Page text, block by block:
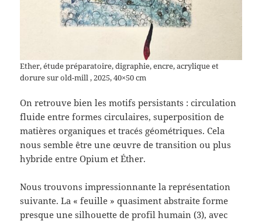
Ether, étude préparatoire, digraphie, encre, acrylique et
dorure sur old-mill , 2025, 40×50 cm
On retrouve bien les motifs persistants : circulation
fluide entre formes circulaires, superposition de
matières organiques et tracés géométriques. Cela
nous semble être une œuvre de transition ou plus
hybride entre Opium et Éther.
Nous trouvons impressionnante la représentation
suivante. La « feuille » quasiment abstraite forme
presque une silhouette de profil humain (3), avec